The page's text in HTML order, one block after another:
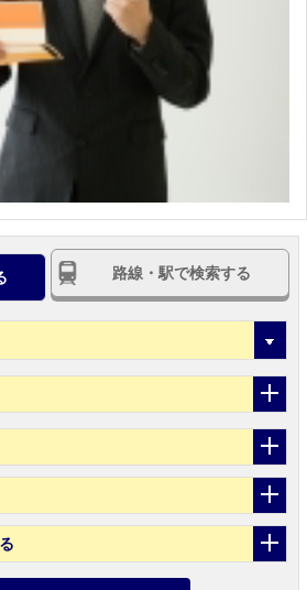
路線・駅で検索する